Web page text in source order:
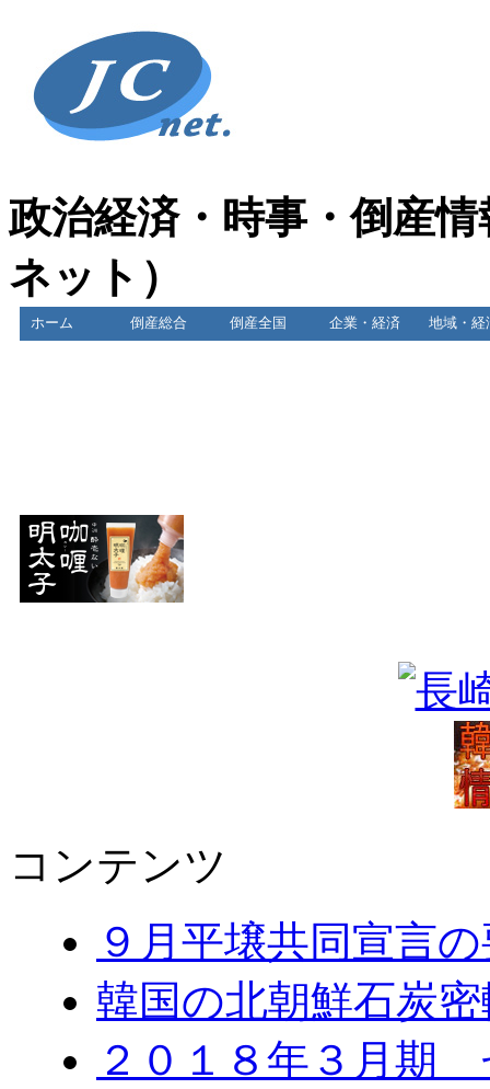
政治経済・時事・倒産
ネット）
ホーム 倒産総合 倒産全国 企業・経済 地域・経
コンテンツ
９月平壌共同宣言
韓国の北朝鮮石炭
２０１８年３月期